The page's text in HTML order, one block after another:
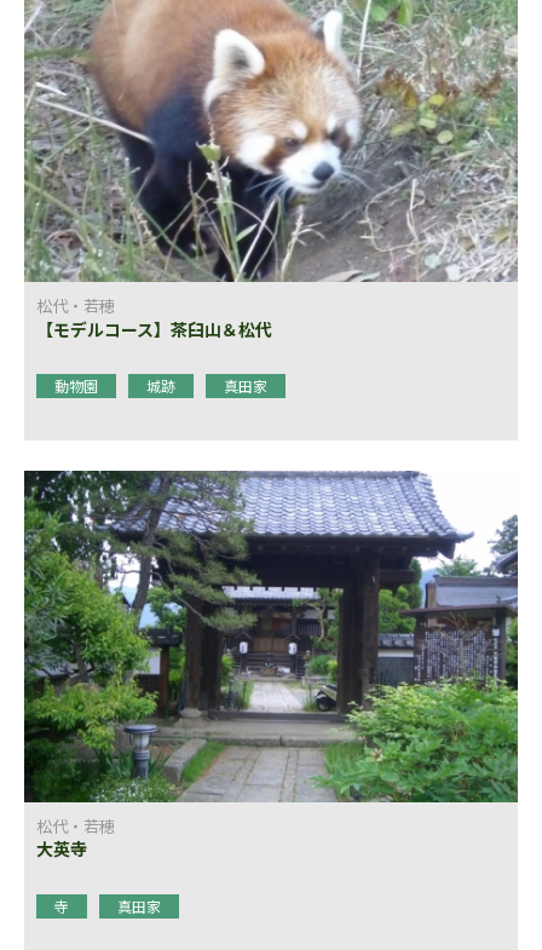
松代・若穂
【モデルコース】茶臼山＆松代
動物園 城跡 真田家
松代・若穂
大英寺
寺 真田家